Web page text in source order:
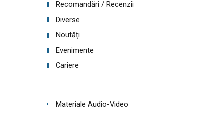
Recomandări / Recenzii
Diverse
Noutăți
Evenimente
Cariere
Materiale Audio-Video